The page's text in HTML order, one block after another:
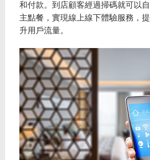
和付款。到店顧客經過掃碼就可以自
主點餐，實現線上線下體驗服務，提
升用戶流量。